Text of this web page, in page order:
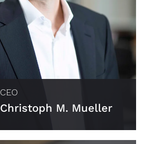
CEO
Christoph M. Mueller